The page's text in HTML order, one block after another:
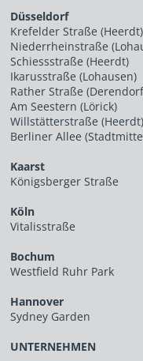
Düsseldorf
Krefelder Straße (Heerdt)
Niederrheinstraße
Schiessstraße (Heerdt)
Ikarusstraße (Lohausen)
Rather Straße
Am Seestern (Lörick)
Willstätterstraße (Heerdt)
Berliner Allee
Kaarst
Königsberger Straße
Köln
Vitalisstraße
Bochum
Westfield Ruhr Park
Hannover
Sydney Garden
UNTERNEHMEN